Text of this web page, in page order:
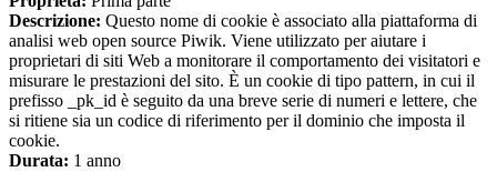
Descrizione: Questo nome di cookie è associato alla piattaforma di
analisi web open source Piwik. Viene utilizzato per aiutare i
proprietari di siti Web a monitorare il comportamento dei visitatori e
misurare le prestazioni del sito. È un cookie di tipo pattern, in cui il
prefisso _pk_id è seguito da una breve serie di numeri e lettere, che
si ritiene sia un codice di riferimento per il dominio che imposta il
cookie.
Durata: 1 anno